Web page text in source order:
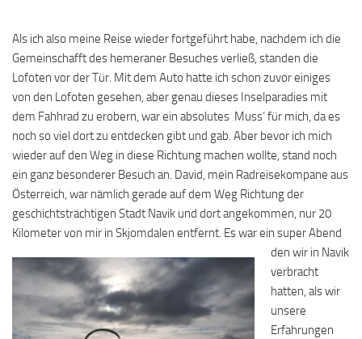
Als ich also meine Reise wieder fortgeführt habe, nachdem ich die
Gemeinschafft des hemeraner Besuches verließ, standen die
Lofoten vor der Tür. Mit dem Auto hatte ich schon zuvor einiges
von den Lofoten gesehen, aber genau dieses Inselparadies mit
dem Fahhrad zu erobern, war ein absolutes ‚Muss‘ für mich, da es
noch so viel dort zu entdecken gibt und gab. Aber bevor ich mich
wieder auf den Weg in diese Richtung machen wollte, stand noch
ein ganz besonderer Besuch an. David, mein Radreisekompane aus
Österreich, war nämlich gerade auf dem Weg Richtung der
geschichtsträchtigen Stadt Navik und dort angekommen, nur 20
Kilometer von mir in Skjomdalen entfernt. Es war ein super Abend
den wir in Navik
verbracht
hatten, als wir
unsere
Erfahrungen